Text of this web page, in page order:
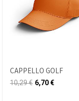
CAPPELLO GOLF
10,29€ 6,70€